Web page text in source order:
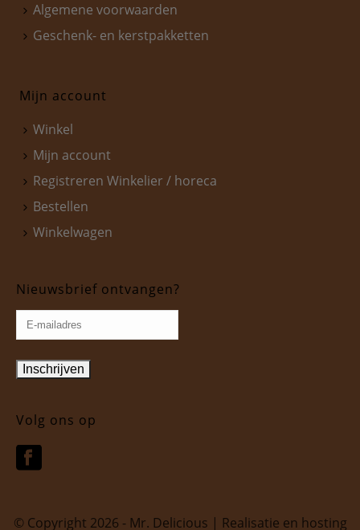
Algemene voorwaarden
Geschenk- en kerstpakketten
Mijn account
Winkel
Mijn account
Registreren Winkelier / horeca
Bestellen
Winkelwagen
Nieuwsbrief ontvangen?
Volg ons op
© Copyright 2026 - Mr. Delicious | Realisatie en hosting